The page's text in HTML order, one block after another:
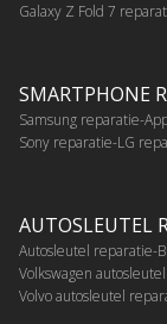
Galaxy Z Fold 7
SMARTPHONE
Samsung reparatie
Sony reparatie LG
AUTOSLEUTEL
Autosleutel reparatie
Volkswagen
Volvo autosleutel